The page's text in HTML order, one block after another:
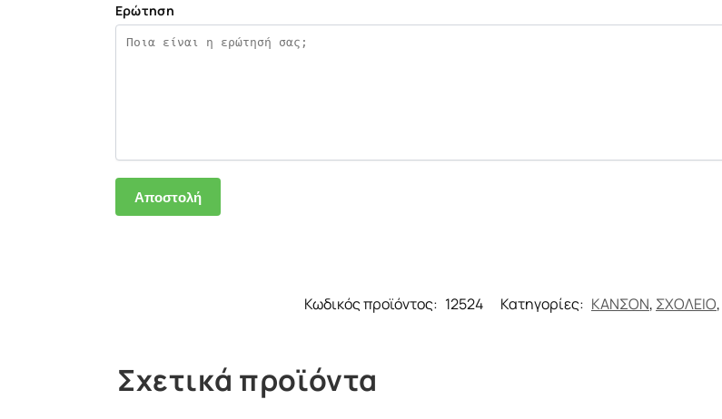
Ερώτηση
Κωδικός προϊόντος: 12524 Κατηγορίες: ΚΑΝΣΟΝ, ΣΧΟΛΕΙΟ,
Σχετικά προϊόντα